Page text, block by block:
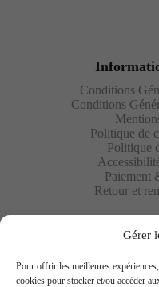
Gérer
Pour offrir les meilleures
cookies pour stocker et/ou accéder
Conditions
Conditions
Politique de
Politique
Paiement
Retour et